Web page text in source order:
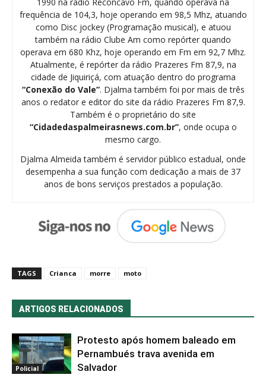
frequência de 104,3, hoje operando em 98,5 Mhz, atuando
como Disc jockey (Programação musical), e atuou
também na rádio Clube Am como repórter quando
operava em 680 Khz, hoje operando em Fm em 92,7 Mhz.
Atualmente, é repórter da rádio Prazeres Fm 87,9, na
cidade de Jiquiriçá, com atuação dentro do programa
“Conexão do Vale”. Djalma também foi por mais de três
anos o redator e editor do site da rádio Prazeres Fm 87,9.
Também é o proprietário do site
“Cidadedaspalmeirasnews.com.br”, onde ocupa o
mesmo cargo.
Djalma Almeida também é servidor público estadual, onde
desempenha a sua função com dedicação a mais de 37
anos de bons serviços prestados a população.
TAGS Crianca morre moto
ARTIGOS RELACIONADOS
Policial
Protesto após homem baleado em
Pernambués trava avenida em
Salvador